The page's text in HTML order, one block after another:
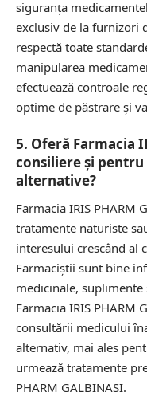
siguranța
exclusiv de la furnizori
respectă toate
manipularea
efectuează controale
optime de păstrare și
5. Oferă Farmacia
consiliere și
alternative?
Farmacia IRIS PHARM
tratamente naturiste
interesului crescând al
Farmaciștii sunt bine
medicinale,
Farmacia IRIS PHARM
consultării medicului
alternativ, mai ales
urmează tratamente
PHARM GALBINASI.